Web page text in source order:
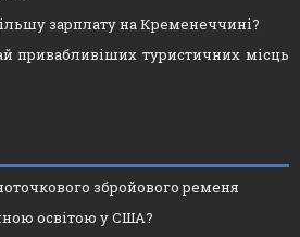
зарплату на Кременеччині?
привабливіших туристичних місць
збройового ременя
освітою у США?